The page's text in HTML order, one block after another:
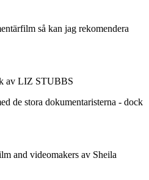
så kan jag rekomendera
av LIZ STUBBS
de stora dokumentaristerna - dock
and videomakers av Sheila